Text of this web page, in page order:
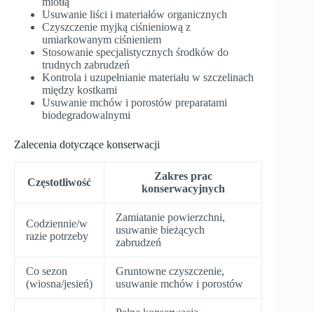
Usuwanie liści i materiałów organicznych
Czyszczenie myjką ciśnieniową z
umiarkowanym ciśnieniem
Stosowanie specjalistycznych środków do
trudnych zabrudzeń
Kontrola i uzupełnianie materiału w szczelinach
między kostkami
Usuwanie mchów i porostów preparatami
biodegradowalnymi
Zalecenia dotyczące konserwacji
Częstotliwość
Zakres prac
konserwacyjnych
Codziennie/w
razie potrzeby
Zamiatanie powierzchni,
usuwanie bieżących
zabrudzeń
Co sezon
(wiosna/jesień)
Gruntowne czyszczenie,
usuwanie mchów i porostów